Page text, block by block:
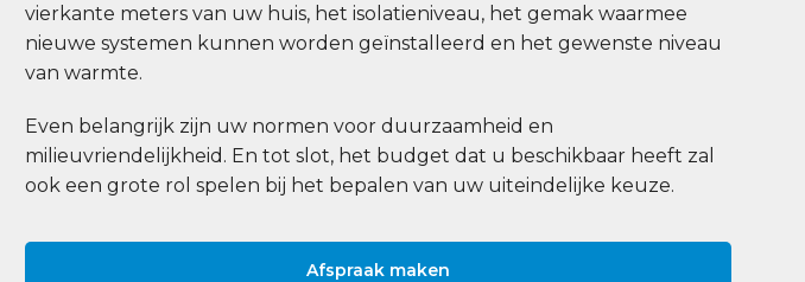
vierkante meters van uw huis, het isolatieniveau, het gemak waarmee
nieuwe systemen kunnen worden geïnstalleerd en het gewenste niveau
van warmte.
Even belangrijk zijn uw normen voor duurzaamheid en
milieuvriendelijkheid. En tot slot, het budget dat u beschikbaar heeft zal
ook een grote rol spelen bij het bepalen van uw uiteindelijke keuze.
Afspraak maken